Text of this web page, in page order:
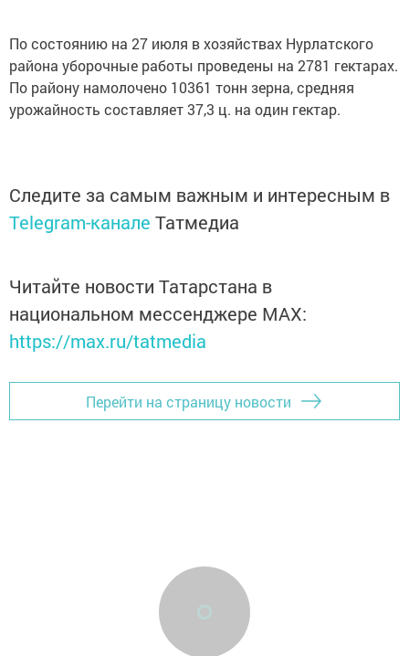
По состоянию на 27 июля в хозяйствах Нурлатского
района уборочные работы проведены на 2781 гектарах.
По району намолочено 10361 тонн зерна, средняя
урожайность составляет 37,3 ц. на один гектар.
Следите за самым важным и интересным в
Telegram-канале Татмедиа
Читайте новости Татарстана в
национальном мессенджере MАХ:
https://max.ru/tatmedia
Перейти на страницу новости